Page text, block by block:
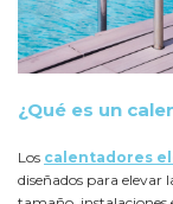
¿Qué es un
Los calentadores
diseñados para elevar